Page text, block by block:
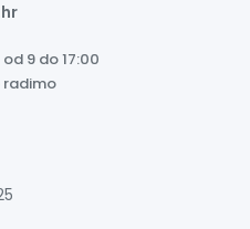
od 9 do 17:00
radimo